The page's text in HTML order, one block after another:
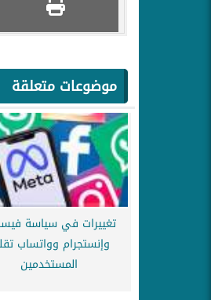
موضوعات متعلقة
تغييرات في سياسة
وإنستجرام وواتساب
المستخدمين